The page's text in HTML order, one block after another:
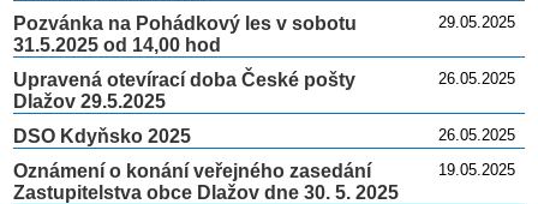
29.05.2025
Pozvánka na Pohádkový les v sobotu
31.5.2025 od 14,00 hod
26.05.2025
Upravená otevírací doba České pošty
Dlažov 29.5.2025
26.05.2025
DSO Kdyňsko 2025
19.05.2025
Oznámení o konání veřejného zasedání
Zastupitelstva obce Dlažov dne 30. 5. 2025